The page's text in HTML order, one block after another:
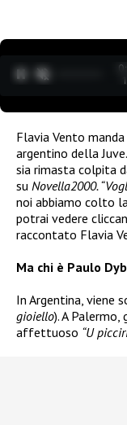
Flavia Vento
argentino della
sia rimasta colpita
su Novella2000.
noi abbiamo colto
potrai vedere
raccontato Flavia
Ma chi è Paulo
In Argentina, viene
gioiello). A
affettuoso “U